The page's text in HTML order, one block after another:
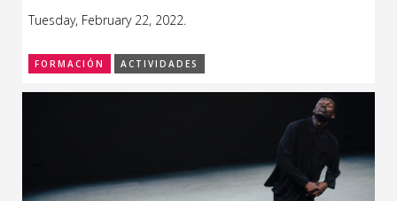
Tuesday, February 22, 2022.
FORMACIÓN ACTIVIDADES